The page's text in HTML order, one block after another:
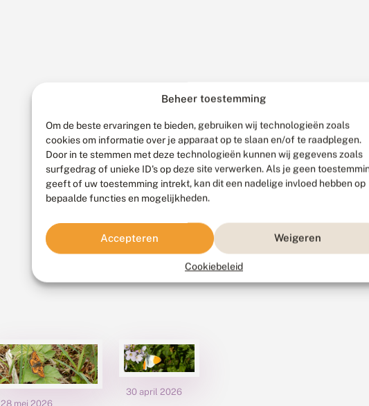
Beheer toestemming
Om de beste ervaringen te bieden, gebruiken wij technologieën zoals
cookies om informatie over je apparaat op te slaan en/of te raadplegen.
Door in te stemmen met deze technologieën kunnen wij gegevens zoals
surfgedrag of unieke ID's op deze site verwerken. Als je geen
geeft of uw toestemming intrekt, kan dit een nadelige invloed hebben op
bepaalde functies en mogelijkheden.
Accepteren Weigeren
Cookiebeleid
28 mei 2026
30 april 2026